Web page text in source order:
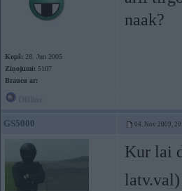
Kopš: 28. Jun 2005
Ziņojumi: 5107
Braucu ar:
naak?
GS5000 04. Nov 2009,
Kur lai